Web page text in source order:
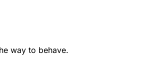
way to behave.